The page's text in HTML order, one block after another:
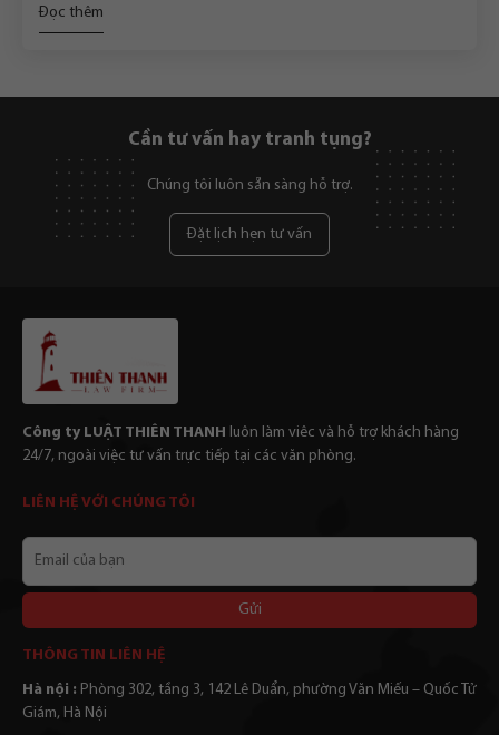
Đọc thêm
Cần tư vấn hay tranh tụng?
Chúng tôi luôn sẵn sàng hỗ trợ.
Đặt lịch hẹn tư vấn
Công ty LUẬT THIÊN THANH
luôn làm viêc và hỗ trợ khách hàng
24/7, ngoài việc tư vấn trực tiếp tại các văn phòng.
LIÊN HỆ VỚI CHÚNG TÔI
bạn
THÔNG TIN LIÊN HỆ
Hà nội : Phòng 302, tầng 3, 142 Lê Duẩn, phường Văn Miếu – Quốc Tử
Giám, Hà Nội